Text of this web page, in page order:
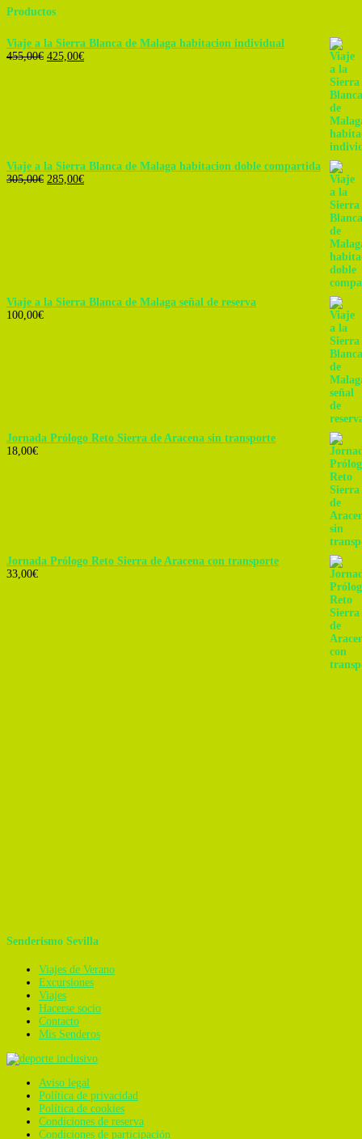
Productos
Viaje a la Sierra Blanca de Malaga habitacion individual
455,00€ El
425,00€El
Viaje a la Sierra Blanca de Malaga habitacion doble compartida
305,00€ El
285,00€El
Viaje a la Sierra Blanca de Malaga señal de reserva
100,00€
Jornada Prólogo Reto Sierra de Aracena sin transporte
18,00€
Jornada Prólogo Reto Sierra de Aracena con transporte
33,00€
Senderismo Sevilla
Viajes de Verano
Excursiones
Viajes
Hacerse socio
Contacto
Mis Senderos
Aviso legal
Política de privacidad
Política de cookies
Condiciones de reserva
Condiciones de participación